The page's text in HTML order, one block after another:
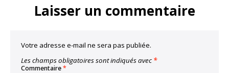
Laisser un commentaire
Votre adresse e-mail ne sera pas publiée.
Les champs obligatoires sont indiqués avec *
Commentaire*